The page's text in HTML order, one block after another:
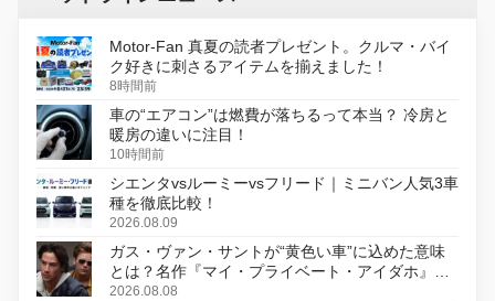
Motor-Fan 真夏の読者プレゼント。クルマ・バイ
ク好きに刺さるアイテムを揃えました！
8時間前
車の“エアコン”は燃費が落ちるって本当？ 冷房と
暖房の違いに注目！
10時間前
シエンタvsルーミーvsフリード｜ミニバン人気3車
種を徹底比較！
2026.08.09
ガス・ヴァン・サントが“黄色い車”に込めた意味
とは？名作『マイ・プライベート・アイダホ』が
初のデジタルリマスター版で復活
2026.08.08